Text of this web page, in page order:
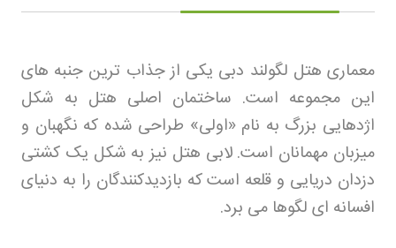
معماری هتل لگولند دبی یکی از جذاب ترین جنبه های
این مجموعه است. ساختمان اصلی هتل به شکل
اژدهایی بزرگ به نام «اولی» طراحی شده که نگهبان و
میزبان مهمانان است. لابی هتل نیز به شکل یک کشتی
دزدان دریایی و قلعه است که بازدیدکنندگان را به دنیای
افسانه ای لگوها می برد.